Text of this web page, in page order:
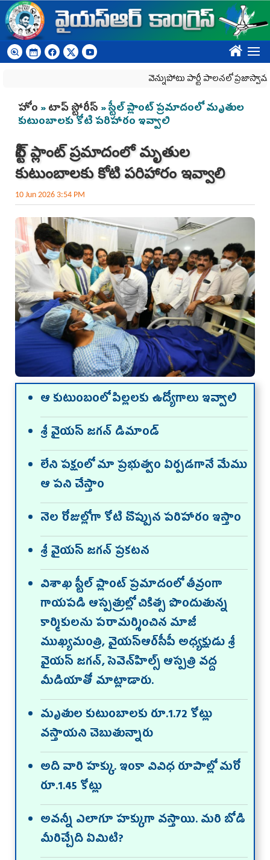
Skip to main content
????
వెన్నుపోటు పార్టీ పాలనలో ప్రజాస్వామ్యం
You are here
హోం »టాప్ స్టోరీస్ » స్టీల్‌ ప్లాంట్‌ ప్రమాదంలో మృతుల
కుటుంబాలకు కోటి పరిహారం ఇవ్వాలి
స్టీల్‌ ప్లాంట్‌ ప్రమాదంలో మృతుల
కుటుంబాలకు కోటి పరిహారం ఇవ్వాలి
10 Jun 2026 3:54 PM
ఆ కుటుంబంలో పిల్లలకు ఉద్యోగాలు ఇవ్వాలి
శ్రీ వైయస్‌ జగన్‌ డిమాండ్‌
లేని పక్షంలో మా ప్రభుత్వం ఏర్పడగానే మేము
ఆ పని చేస్తాం
నెల రోజుల్లోగా కోటి చొప్పున పరిహారం ఇస్తాం
శ్రీ వైయస్‌ జగన్‌ ప్రకటన
విశాఖ స్టీల్‌ ప్లాంట్‌ ప్రమాదంలో తీవ్రంగా
గాయపడి ఆస్పత్రుల్లో చికిత్స పొందుతున్న
కార్మికులను పరామర్శించిన మాజీ
ముఖ్యమంత్రి, వైయ‌స్ఆర్‌సీపీ అధ్యక్షుడు శ్రీ
వైయస్‌ జగన్, సెవెన్‌హిల్స్‌ ఆస్పత్రి వద్ద
మీడియాతో మాట్లాడారు.
మృతుల కుటుంబాలకు రూ.1.72 కోట్లు
వస్తాయని చెబుతున్నారు
అది వారి హక్కు. ఇంకా వివిధ రూపాల్లో మరో
రూ.1.45 కోట్లు
అవన్నీ ఎలాగూ హక్కుగా వస్తాయి. మరి బోడి
మీరిచ్చేది ఏమిటి?